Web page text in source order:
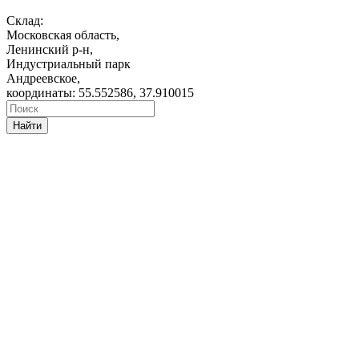
Склад:
Московская область,
Ленинский р-н,
Индустриальный парк
Андреевское,
координаты: 55.552586, 37.910015
Найти